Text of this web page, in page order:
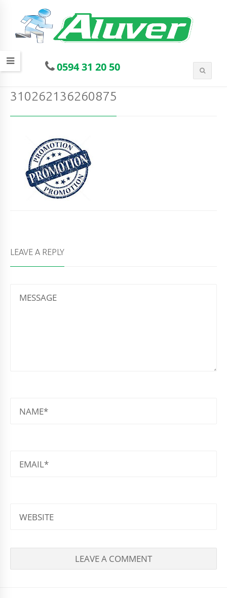
0594 31 20 50
310262136260875
LEAVE A REPLY